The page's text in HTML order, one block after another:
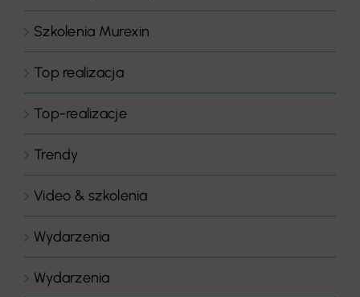
Szkolenia Murexin
Top realizacja
Top-realizacje
Trendy
Video & szkolenia
Wydarzenia
Wydarzenia